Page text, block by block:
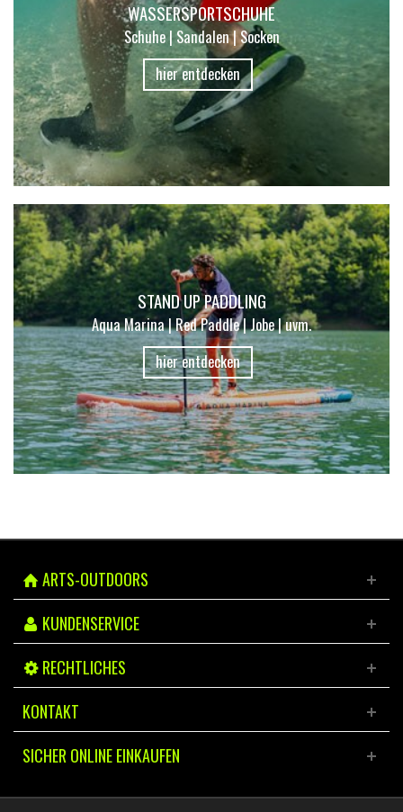
WASSERSPORTSCHUHE
Schuhe | Sandalen | Socken
hier entdecken
STAND UP PADDLING
Aqua Marina | Red Paddle | Jobe | uvm.
hier entdecken
ARTS-OUTDOORS
KUNDENSERVICE
RECHTLICHES
KONTAKT
SICHER ONLINE EINKAUFEN